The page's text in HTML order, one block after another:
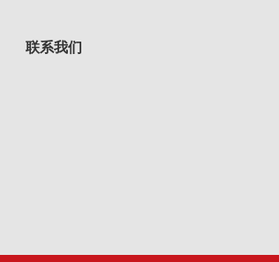
联系我们